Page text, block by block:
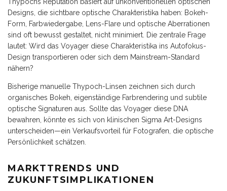
Thypochs Reputation basiert auf unkonventionellen optischen
Designs, die sichtbare optische Charakteristika haben: Bokeh-
Form, Farbwiedergabe, Lens-Flare und optische Aberrationen
sind oft bewusst gestaltet, nicht minimiert. Die zentrale Frage
lautet: Wird das Voyager diese Charakteristika ins Autofokus-
Design transportieren oder sich dem Mainstream-Standard
nähern?
Bisherige manuelle Thypoch-Linsen zeichnen sich durch
organisches Bokeh, eigenständige Farbrendering und subtile
optische Signaturen aus. Sollte das Voyager diese DNA
bewahren, könnte es sich von klinischen Sigma Art-Designs
unterscheiden—ein Verkaufsvorteil für Fotografen, die optische
Persönlichkeit schätzen.
MARKTTRENDS UND
ZUKUNFTSIMPLIKATIONEN